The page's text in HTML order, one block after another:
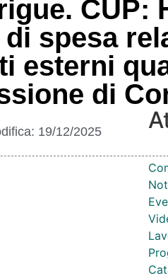
CUP:
spesa
esterni
di
19/12/2025